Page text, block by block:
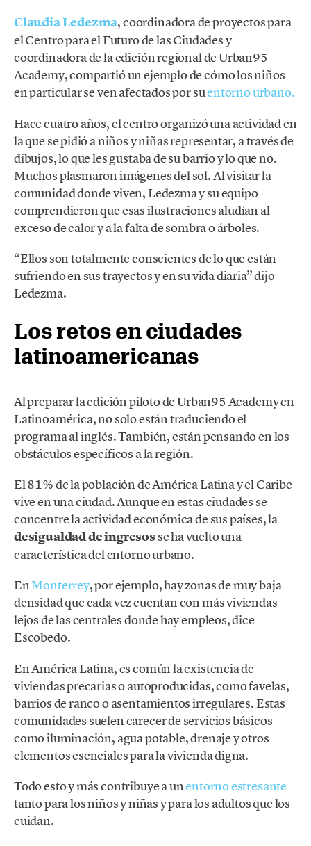
Claudia Ledezma, coordinadora de proyectos para
el Centro para el Futuro de las Ciudades y
coordinadora de la edición regional de Urban95
Academy, compartió un ejemplo de cómo los niños
en particular se ven afectados por suentorno urbano.
Hace cuatro años, el centro organizó una actividad en
la que se pidió a niños y niñas representar, a través de
dibujos, lo que les gustaba de su barrio y lo que no.
Muchos plasmaron imágenes del sol. Al visitar la
comunidad donde viven, Ledezma y su equipo
comprendieron que esas ilustraciones aludían al
exceso de calor y a la falta de sombra o árboles.
“Ellos son totalmente conscientes de lo que están
sufriendo en sus trayectos y en su vida diaria” dijo
Ledezma.
Los retos en ciudades
latinoamericanas
Al preparar la edición piloto de Urban95 Academy en
Latinoamérica, no solo están traduciendo el
programa al inglés. También, están pensando en los
obstáculos específicos a la región.
El 81% de la población de América Latina y el Caribe
vive en una ciudad. Aunque en estas ciudades se
concentre la actividad económica de sus países, la
desigualdad de ingresosse ha vuelto una
característica del entorno urbano.
EnMonterrey, por ejemplo, hay zonas de muy baja
densidad que cada vez cuentan con más viviendas
lejos de las centrales donde hay empleos, dice
Escobedo.
En América Latina, es común la existencia de
viviendas precarias o autoproducidas, como favelas,
barrios de ranco o asentamientos irregulares. Estas
comunidades suelen carecer de servicios básicos
como iluminación, agua potable, drenaje y otros
elementos esenciales para la vivienda digna.
Todo esto y más contribuye a unentorno estresante
tanto para los niños y niñas y para los adultos que los
cuidan.